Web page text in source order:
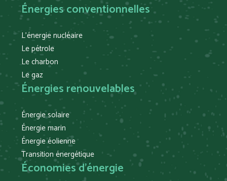
Énergies conventionnelles
L’énergie nucléaire
Le pétrole
Le charbon
Le gaz
Énergies renouvelables
Énergie solaire
Énergie marin
Énergie éolienne
Transition énergétique
Économies d’énergie